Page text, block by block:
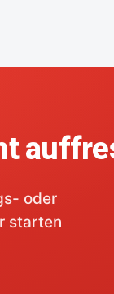
oder
starten